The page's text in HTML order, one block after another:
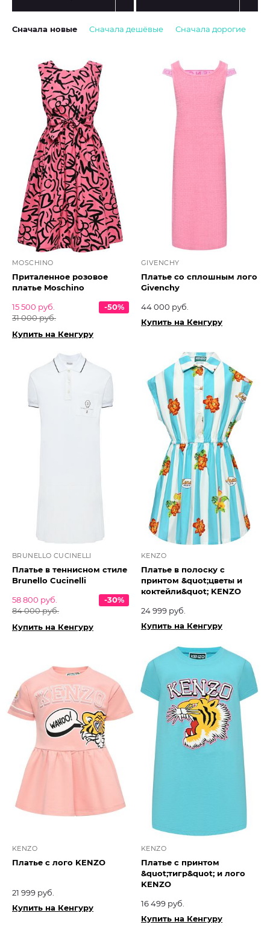
Сначала новые Сначала дешёвые Сначала дорогие
MOSCHINO
Приталенное розовое
платье Moschino
15 500 руб.
31 000 руб.
-50%
Купить на Кенгуру
GIVENCHY
Платье со сплошным лого
Givenchy
44 000 руб.
Купить на Кенгуру
BRUNELLO CUCINELLI
Платье в теннисном стиле
Brunello Cucinelli
58 800 руб.
84 000 руб.
-30%
Купить на Кенгуру
KENZO
Платье в полоску с
принтом &quot;цветы и
коктейли&quot; KENZO
24 999 руб.
Купить на Кенгуру
KENZO
Платье с лого KENZO
21 999 руб.
Купить на Кенгуру
KENZO
Платье с принтом
&quot;тигр&quot; и лого
KENZO
16 499 руб.
Купить на Кенгуру